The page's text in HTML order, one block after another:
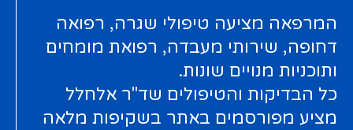
המרפאה מציעה טיפולי שגרה, רפואה
דחופה, שירותי מעבדה, רפואת מומחים
ותוכניות מנויים שונות.
כל הבדיקות והטיפולים שד"ר אלחלל
מציע מפורסמים באתר בשקיפות מלאה